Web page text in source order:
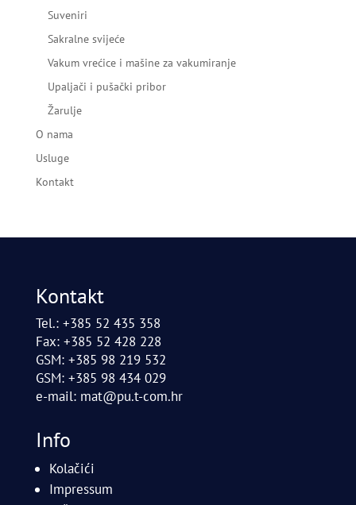
Suveniri
Sakralne svijeće
Vakum vrećice i mašine za vakumiranje
Upaljači i pušački pribor
Žarulje
O nama
Usluge
Kontakt
Kontakt
Tel.: +385 52 435 358
Fax: +385 52 428 228
GSM: +385 98 219 532
GSM: +385 98 434 029
e-mail: mat@pu.t-com.hr
Info
Kolačići
Impressum